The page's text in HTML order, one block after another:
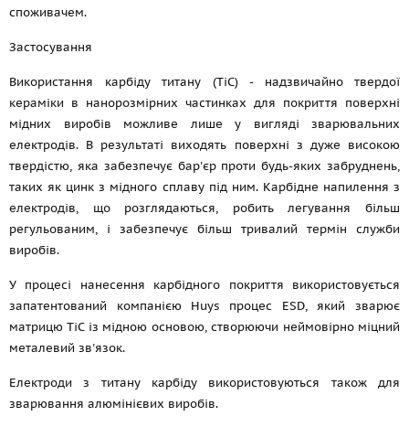
споживачем.
Застосування
Використання карбіду титану (TiC) - надзвичайно твердої
кераміки в нанорозмірних частинках для покриття поверхні
мідних виробів можливе лише у вигляді зварювальних
електродів. В результаті виходять поверхні з дуже високою
твердістю, яка забезпечує бар'єр проти будь-яких забруднень,
таких як цинк з мідного сплаву під ним. Карбідне напилення з
електродів, що розглядаються, робить легування більш
регульованим, і забезпечує більш тривалий термін служби
виробів.
У процесі нанесення карбідного покриття використовується
запатентований компанією Huys процес ESD, який зварює
матрицю TiC із мідною основою, створюючи неймовірно міцний
металевий зв'язок.
Електроди з титану карбіду використовуються також для
зварювання алюмінієвих виробів.